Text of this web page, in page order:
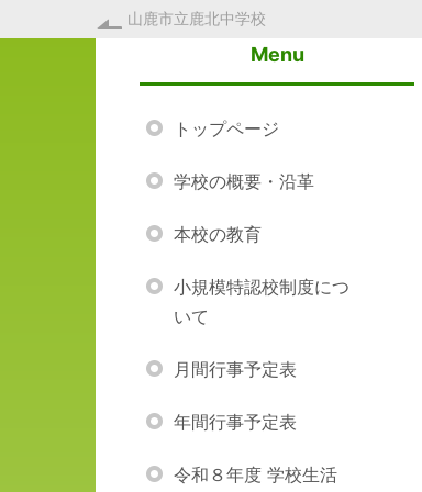
山鹿市立鹿北中学校
Menu
トップページ
学校の概要・沿革
本校の教育
小規模特認校制度につ
いて
月間行事予定表
年間行事予定表
令和８年度 学校生活